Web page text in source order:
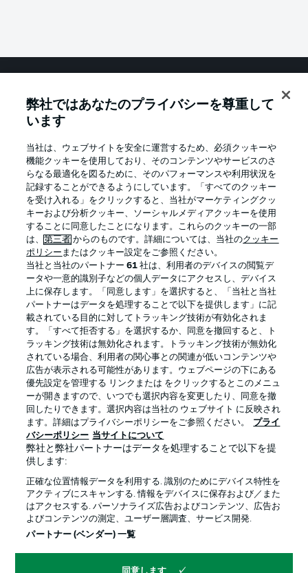
Football as it's meant to be
BUNDESLIGA APP
Official Partners
プライバシー・ポリシー 優先設定を管理する
利用条件 放送局
求人 選手
© 2026 Bundesliga-Gruppe GmbH
弊社ではあなたのプライバシーを尊重して
います
当社は、ウェブサイトを安全に運営するため、必須クッキーや
機能クッキーを使用しており、そのコンテンツやサービスのさ
らなる最適化を図るために、そのパフォーマンスや利用状況を
記録することができるようにしています。「すべてのクッキー
を受け入れる」をクリックすると、当社がマーケティングクッ
キーおよび分析クッキー、ソーシャルメディアクッキーを使用
することに同意したことになります。これらのクッキーの一部
は、第三者 からのものです。詳細については、当社のクッキー
ポリシー またはクッキー設定をご参照ください。
当社と当社のパートナー61 社は、利用者のデバイスの閲覧デ
ータや一意的識別子などの個人データにアクセスし、デバイス
上に保存します。「同意します」を選択すると、「当社と当社
パートナーはデータを処理することで以下を提供します」に記
載されている目的に対してトラッキング技術が有効化されま
す。「すべて拒否する」を選択するか、同意を撤回すると、ト
ラッキング技術は無効化されます。トラッキング技術が無効化
されている場合、利用者の関心事との関連が低いコンテンツや
広告が表示される可能性があります。ウェブページの下にある
優先設定を管理する リンクまたは をクリックするとこのメニュ
ーが開きますので、いつでも選択内容を変更したり、同意を撤
回したりできます。選択内容は当社の ウェブサイト に反映され
ます。詳細はプライバシーポリシーをご参照ください。
プライ
バシーポリシー 当サイトについて
弊社と弊社パートナーはデータを処理することで以下を提
供します:
正確な位置情報データを利用する. 識別のためにデバイス特性を
アクティブにスキャンする. 情報をデバイスに保存および／また
はアクセスする. パーソナライズ広告およびコンテンツ、広告お
よびコンテンツの測定、ユーザー層調査、サービス開発.
パートナー (ベンダー) 一覧
同意します